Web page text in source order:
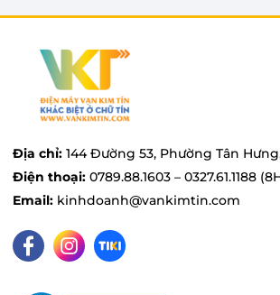
Địa chỉ: 144 Đường 53, Phường Tân
Điện thoại: 0789.88.1603 – 0327.61.1188
Email: kinhdoanh@vankimtin.com